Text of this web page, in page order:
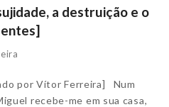
a destruição e o
por Vítor Ferreira] Num
recebe-me em sua casa,